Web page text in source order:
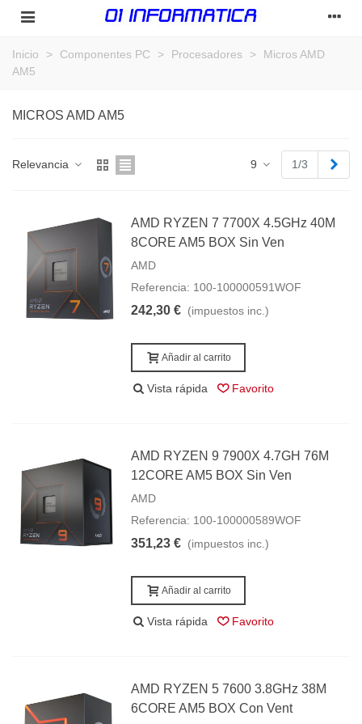
Inicio > Componentes PC > Procesadores >
Micros AMD
AM5
MICROS AMD AM5
Relevancia 9 1/3
AMD RYZEN 7 7700X 4.5GHz 40M
8CORE AM5 BOX Sin Ven
AMD
Referencia: 100-100000591WOF
242,30 € (impuestos inc.)
Añadir al carrito
Vista rápida Favorito
AMD RYZEN 9 7900X 4.7GH 76M
12CORE AM5 BOX Sin Ven
AMD
Referencia: 100-100000589WOF
351,23 € (impuestos inc.)
Añadir al carrito
Vista rápida Favorito
AMD RYZEN 5 7600 3.8GHz 38M
6CORE AM5 BOX Con Vent